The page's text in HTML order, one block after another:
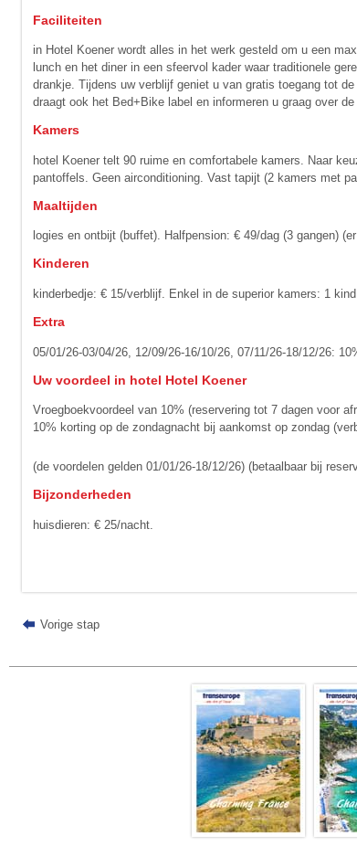
Faciliteiten
in Hotel Koener wordt alles in het werk gesteld om u een
lunch en het diner in een sfeervol kader waar traditionele
drankje. Tijdens uw verblijf geniet u van gratis toegang tot
draagt ook het Bed+Bike label en informeren u graag over
Kamers
hotel Koener telt 90 ruime en comfortabele kamers. Naar
pantoffels. Geen airconditioning. Vast tapijt (2 kamers met
Maaltijden
logies en ontbijt (buffet). Halfpension: € 49/dag (3 gangen)
Kinderen
kinderbedje: € 15/verblijf. Enkel in de superior kamers: 1
Extra
05/01/26-03/04/26, 12/09/26-16/10/26, 07/11/26-18/12/26:
Uw voordeel in hotel Hotel Koener
Vroegboekvoordeel van 10% (reservering tot 7 dagen voor
10% korting op de zondagnacht bij aankomst op zondag
(de voordelen gelden 01/01/26-18/12/26) (betaalbaar bij
Bijzonderheden
huisdieren: € 25/nacht.
Vorige stap